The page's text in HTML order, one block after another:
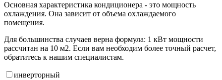
Основная характеристика кондиционера - это мощность
охлаждения. Она зависит от объема охлаждаемого
помещения.
Для большинства случаев верна формула: 1 кВт мощности
рассчитан на 10 м2. Если вам необходим более точный расчет,
обратитесь к нашим специалистам.
инверторный